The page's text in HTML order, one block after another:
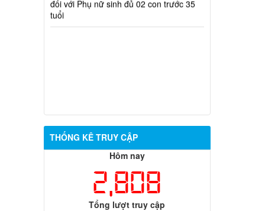
THỐNG KÊ TRUY CẬP
Hôm nay
2,808
Tổng lượt truy cập